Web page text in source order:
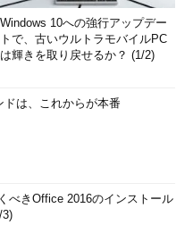
Windows 10への強行アップデー
トで、古いウルトラモバイルPC
は輝きを取り戻せるか？ (1/2)
ドは、これからが本番
べきOffice 2016のインストール
3)